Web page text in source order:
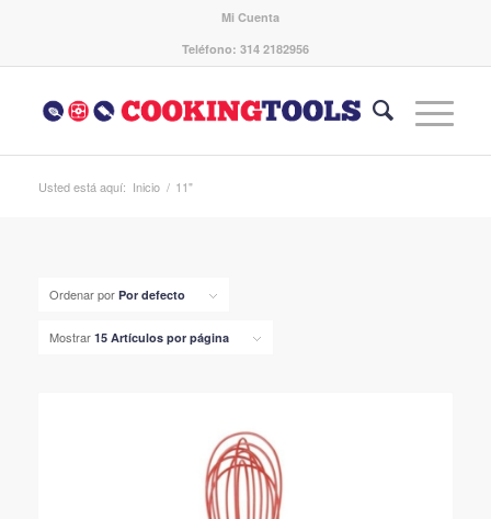
Mi Cuenta
Teléfono: 314 2182956
Usted está aquí: Inicio / 11"
Ordenar por Por defecto
Mostrar 15 Artículos por página